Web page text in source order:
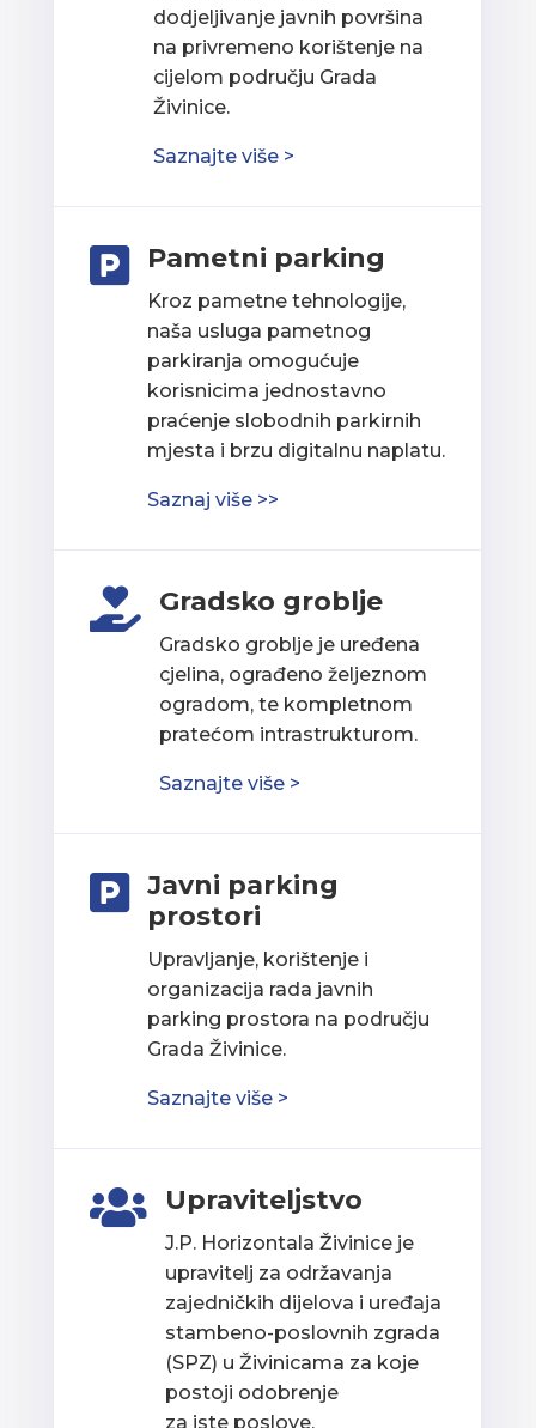
dodjeljivanje javnih površina
na privremeno korištenje na
cijelom području Grada
Živinice.
Saznajte više >
 Pametni parking
Kroz pametne tehnologije,
naša usluga pametnog
parkiranja omogućuje
korisnicima jednostavno
praćenje slobodnih parkirnih
mjesta i brzu digitalnu naplatu.
Saznaj više >>
 Gradsko groblje
Gradsko groblje je uređena
cjelina, ograđeno željeznom
ogradom, te kompletnom
pratećom intrastrukturom.
Saznajte više >

Javni parking
prostori
Upravljanje, korištenje i
organizacija rada javnih
parking prostora na području
Grada Živinice.
Saznajte više >
 Upraviteljstvo
J.P. Horizontala Živinice je
upravitelj za održavanja
zajedničkih dijelova i uređaja
stambeno-poslovnih zgrada
(SPZ) u Živinicama za koje
postoji odobrenje
za iste poslove.